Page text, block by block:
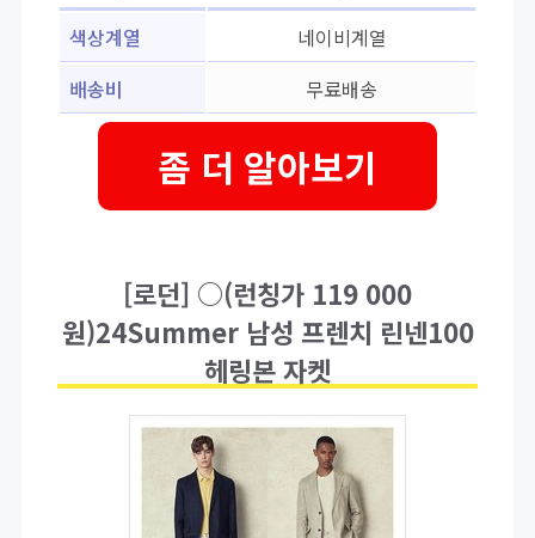
색상계열
네이비계열
배송비
무료배송
좀 더 알아보기
[로던] ○(런칭가 119 000
원)24Summer 남성 프렌치 린넨100
헤링본 자켓